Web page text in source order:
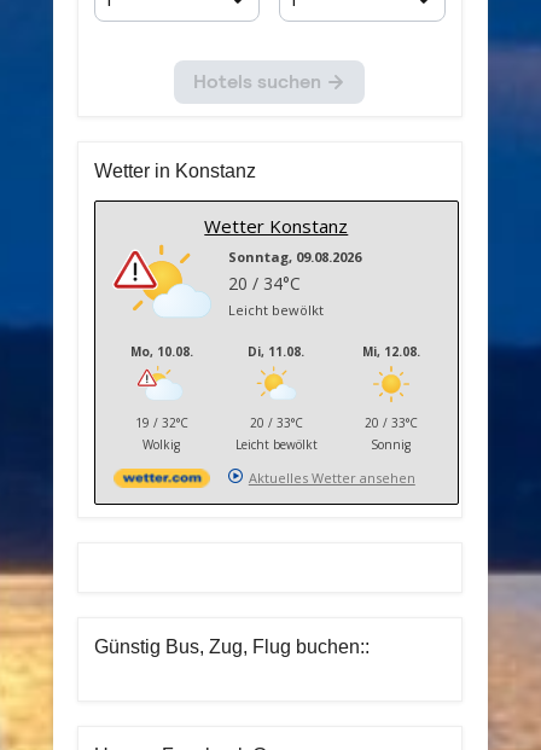
Wetter in Konstanz
Wetter Konstanz
Sonntag, 09.08.2026
20 / 34°C
Leicht bewölkt
Mo, 10.08.
19 / 32°C
Wolkig
Di, 11.08.
20 / 33°C
Leicht bewölkt
Mi, 12.08.
20 / 33°C
Sonnig
Aktuelles Wetter ansehen
Günstig Bus, Zug, Flug buchen::